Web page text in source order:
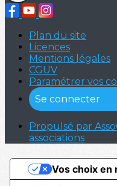
Plan du site
Licences
Mentions légales
CGUV
Paramétrer vos
Se connecter
Propulsé par
associations
Vos choix en